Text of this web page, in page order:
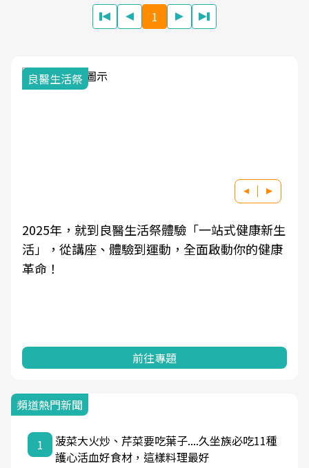
1
良醫生活祭
2025年，就到良醫生活祭體驗「一站式健康新生
活」，從講座、體驗到運動，全面啟動你的健康
革命！
前往專題
頻道熱門新聞
1
菠菜大火炒、芹菜要吃葉子....久坐族必吃11種
護心活血好食材，這樣料理最好